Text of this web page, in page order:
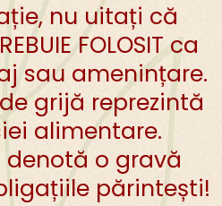
nu uitați că
FOLOSIT ca
sau amenințare.
grijă reprezintă
alimentare.
o gravă
părintești!